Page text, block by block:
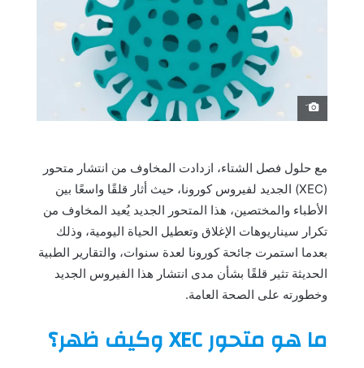
َ
مع حلول فصل الشتاء، ازدادت المخاوف من انتشار متحور
(XEC) الجديد لفيروس كورونا، حيث أثار قلقًا واسعًا بين
الأطباء والمختصين، هذا المتحور الجديد يُعيد المخاوف من
تكرار سيناريوهات الإغلاق وتعطيل الحياة اليومية، وذلك
بعدما استمرت جائحة كورونا لعدة سنوات، والتقارير الطبية
الحديثة تثير قلقًا بشأن مدى انتشار هذا الفيروس الجديد
وخطورته على الصحة العامة.
ما هو متحور XEC وكيف ظهر؟